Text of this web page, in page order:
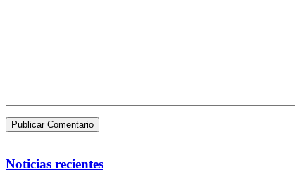
Noticias recientes